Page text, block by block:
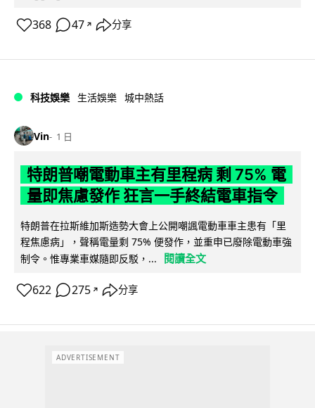
368 47 ↗ 分享
科技娛樂 生活娛樂 城中熱話
Vin 1 日
特朗普嘲電動車主有里程病 剩 75% 電
量即焦慮發作 狂言一手終結電車指令
特朗普在拉斯維加斯造勢大會上公開嘲諷電動車車主患有「里
程焦慮病」，聲稱電量剩 75% 便發作，並重申已廢除電動車強
制令。惟專業車媒隨即反駁，...
閱讀全文
622 275 ↗ 分享
ADVERTISEMENT